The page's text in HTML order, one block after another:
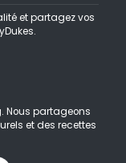
et partagez vos
Nous partageons
et des recettes